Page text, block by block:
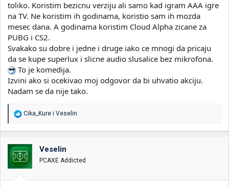
toliko. Koristim bezicnu verziju ali samo kad igram AAA igre
na TV. Ne koristim ih godinama, koristio sam ih mozda
mesec dana. A godinama koristim Cloud Alpha zicane za
PUBG i CS2.
Svakako su dobre i jedne i druge iako ce mnogi da pricaju
da se kupe superlux i slicne audio slusalice bez mikrofona.
To je komedija.
Izvini ako si ocekivao moj odgovor da bi uhvatio akciju.
Nadam se da nije tako.
R
a
o
v
a
n
Cika_Kure i Veselin
Veselin
PCAXE Addicted